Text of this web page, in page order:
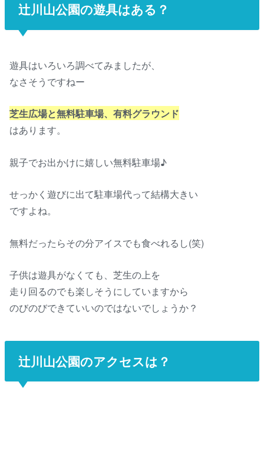
辻川山公園の遊具はある？
遊具はいろいろ調べてみましたが、
なさそうですねー
芝生広場と無料駐車場、有料グラウンド
はあります。
親子でお出かけに嬉しい無料駐車場♪
せっかく遊びに出て駐車場代って結構大きい
ですよね。
無料だったらその分アイスでも食べれるし(笑)
子供は遊具がなくても、芝生の上を
走り回るのでも楽しそうにしていますから
のびのびできていいのではないでしょうか？
辻川山公園のアクセスは？